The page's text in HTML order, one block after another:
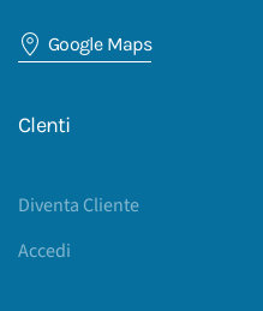
Google Maps
Clenti
Diventa Cliente
Accedi